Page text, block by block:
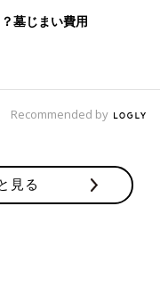
墓じまい費用
Recommended by
見る